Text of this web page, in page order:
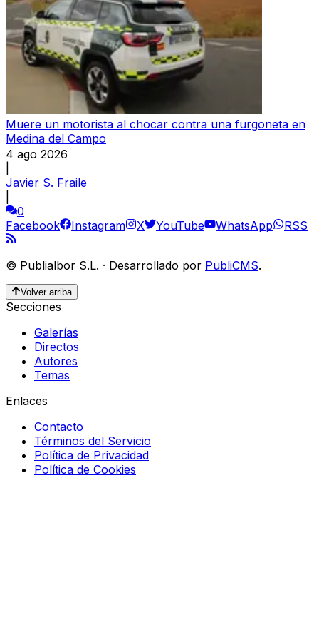
Muere un motorista al chocar contra una furgoneta en
Medina del Campo
4 ago 2026
Javier S. Fraile
0
Facebook
Instagram X YouTube WhatsApp RSS
© Publialbor S.L. · Desarrollado por PubliCMS.
Volver arriba
Secciones
Galerías
Directos
Autores
Temas
Enlaces
Contacto
Términos del Servicio
Política de Privacidad
Política de Cookies